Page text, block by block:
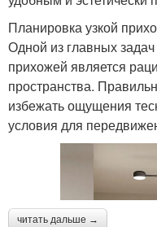
Планировка узкой
Одной из главных
прихожей является
пространства.
избежать ощущения
условия для
читать дальше →